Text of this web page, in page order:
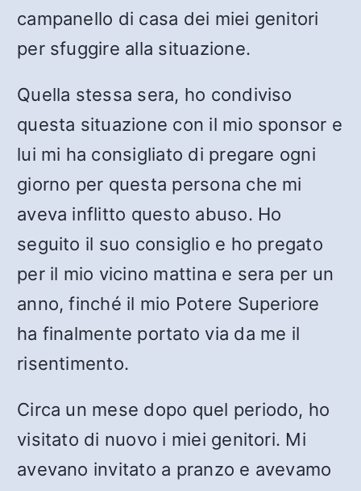
campanello di casa dei miei genitori
per sfuggire alla situazione.
Quella stessa sera, ho condiviso
questa situazione con il mio sponsor e
lui mi ha consigliato di pregare ogni
giorno per questa persona che mi
aveva inflitto questo abuso. Ho
seguito il suo consiglio e ho pregato
per il mio vicino mattina e sera per un
anno, finché il mio Potere Superiore
ha finalmente portato via da me il
risentimento.
Circa un mese dopo quel periodo, ho
visitato di nuovo i miei genitori. Mi
avevano invitato a pranzo e avevamo